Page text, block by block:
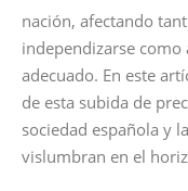
nación, afectando
independizarse
adecuado. En este
de esta subida de
sociedad española y
vislumbran en el